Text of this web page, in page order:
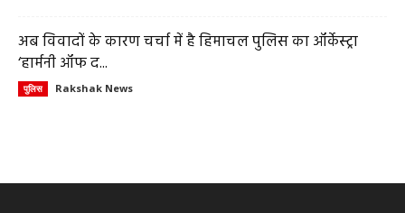
अब विवादों के कारण चर्चा में है हिमाचल पुलिस का ऑर्केस्ट्रा
‘हार्मनी ऑफ द...
पुलिस Rakshak News